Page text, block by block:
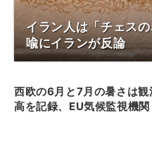
イラン人は「チェス
喩にイランが反論
西欧の6月と7月の暑さは観
高を記録、EU気候監視機関